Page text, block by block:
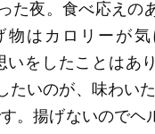
に関するお問い合わ
本部へのお問い合わせ
法人会員制度
た夜。食べ応えの
物はカロリーが
いをしたことはあ
たいのが、味わい
。揚げないのでヘ